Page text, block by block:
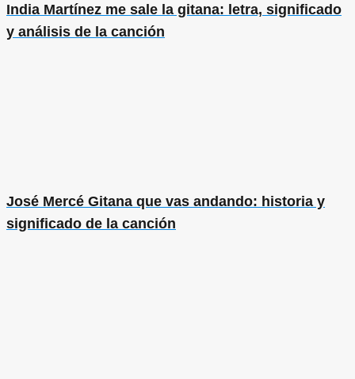
India Martínez me sale la gitana: letra, significado
y análisis de la canción
José Mercé Gitana que vas andando: historia y
significado de la canción